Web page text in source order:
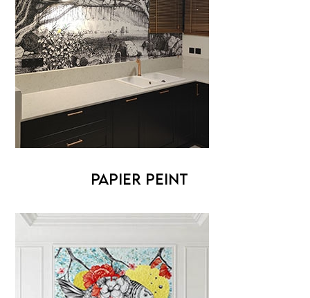
PAPIER PEINT